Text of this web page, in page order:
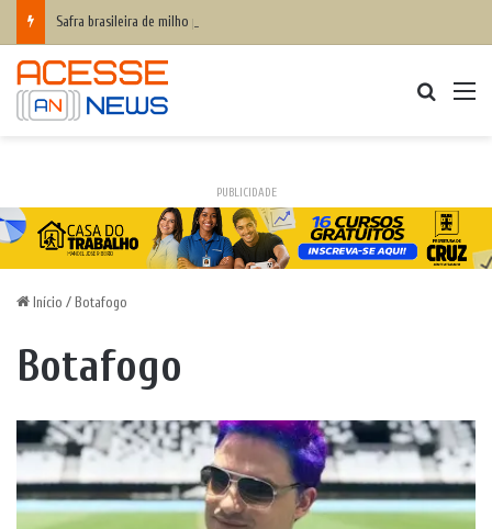
Safra brasileira de milho pode superar 140 milhões de toneladas
PUBLICIDADE
Início / Botafogo
Botafogo